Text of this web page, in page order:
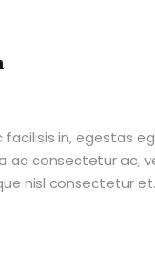
in, egestas
ac consectetur ac,
nisl consectetur